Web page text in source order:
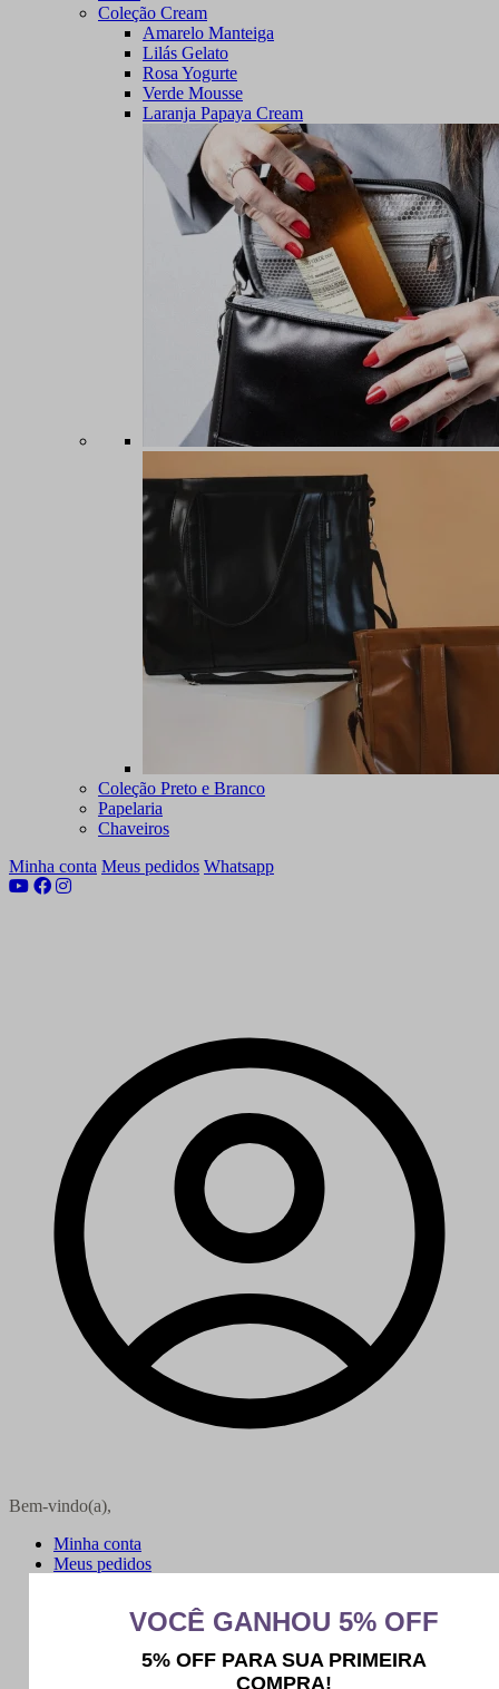
Coleção Cream
Amarelo Manteiga
Lilás Gelato
Rosa Yogurte
Verde Mousse
Laranja Papaya Cream
Coleção Preto e Branco
Papelaria
Chaveiros
Minha conta Meus pedidos Whatsapp
Bem-vindo(a),
Minha conta
Meus pedidos